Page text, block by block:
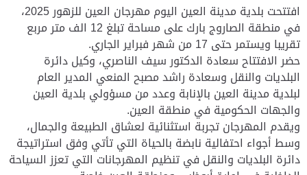
افتتحت بلدية مدينة العين اليوم مهرجان العين للزهور 2025،
في منطقة الصاروج بارك على مساحة تبلغ 12 الف متر مربع
تقريبا ويستمر حتى 17 من شهر فبراير الجاري.
حضر الافتتاح سعادة الدكتور سيف الناصري، وكيل دائرة
البلديات والنقل وسعادة راشد مصبح المنعي المدير العام
لبلدية مدينة العين بالإنابة وعدد من مسؤولي بلدية العين
والجهات الحكومية في منطقة العين.
ويقدم المهرجان تجربة استثنائية لعشاق الطبيعة والجمال،
وسط أجواء احتفالية نابضة بالحياة التي تأتي وفق استراتيجة
دائرة البلديات والنقل في تنظيم المهرجانات التي تعزز السياحة